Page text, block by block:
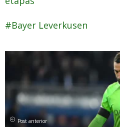
Bayer Leverkusen
Post anterior